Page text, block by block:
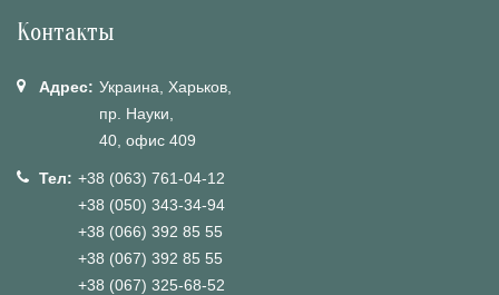
Контакты
Адрес: Украина, Харьков,
пр. Науки,
40, офис 409
Тел: +38 (063) 761-04-12
+38 (050) 343-34-94
+38 (066) 392 85 55
+38 (067) 392 85 55
+38 (067) 325-68-52